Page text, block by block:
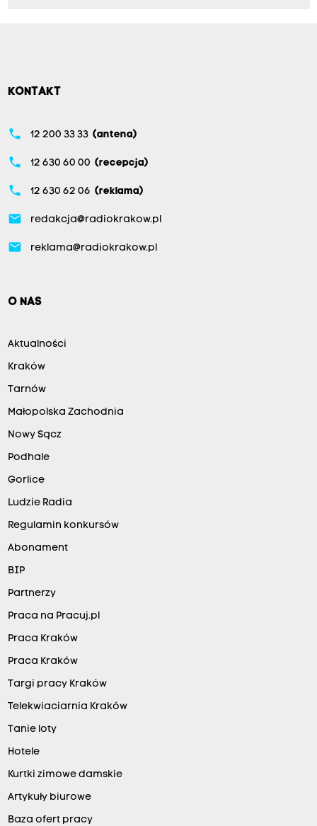
KONTAKT
phone 12 200 33 33 (antena)
phone 12 630 60 00 (recepcja)
phone 12 630 62 06 (reklama)
email redakcja@radiokrakow.pl
email reklama@radiokrakow.pl
O NAS
Aktualności
Kraków
Tarnów
Małopolska Zachodnia
Nowy Sącz
Podhale
Gorlice
Ludzie Radia
Regulamin konkursów
Abonament
BIP
Partnerzy
Praca na Pracuj.pl
Praca Kraków
Praca Kraków
Targi pracy Kraków
Telekwiaciarnia Kraków
Tanie loty
Hotele
Kurtki zimowe damskie
Artykuły biurowe
Baza ofert pracy